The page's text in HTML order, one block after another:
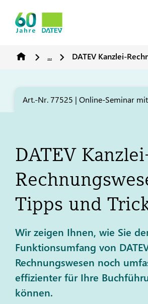
... DATEV Kanzlei-
Art.-Nr. 77525 | Online-Seminar
DATEV
Tipps und
Wir zeigen Ihnen, wie Sie
Funktionsumfang von
Rechnungswesen noch
effizienter für Ihre
können.